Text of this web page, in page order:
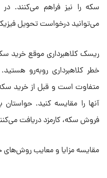
سکه را نیز فراهم می‌کنند.
می‌توانید درخواست تحویل
ریسک کلاهبرداری موقع خرید
خطر کلاهبرداری رو‌به‌رو
متفاوت است و قبل از خرید
آنها را مقایسه کنید. حواستان
فروش سکه، کارمزد دریافت
مقایسه مزایا و معایب روش‌های